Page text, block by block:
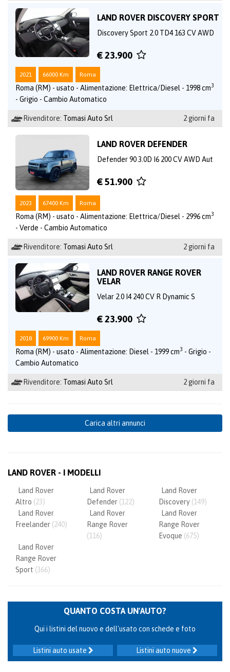
LAND ROVER DISCOVERY SPORT
Discovery Sport 2.0 TD4 163 CV AWD
€ 23.900
2021 66000 Km Roma
Roma (RM) - usato - Alimentazione: Elettrica/Diesel - 1998 cm3
- Grigio - Cambio Automatico
Rivenditore: Tomasi Auto Srl 2 giorni fa
LAND ROVER DEFENDER
Defender 90 3.0D I6 200 CV AWD Aut
€ 51.900
2023 67400 Km Roma
Roma (RM) - usato - Alimentazione: Elettrica/Diesel - 2996 cm3
- Verde - Cambio Automatico
Rivenditore: Tomasi Auto Srl 2 giorni fa
LAND ROVER RANGE ROVER
VELAR
Velar 2.0 I4 240 CV R Dynamic S
€ 23.900
2018 69900 Km Roma
Roma (RM) - usato - Alimentazione: Diesel - 1999 cm3 - Grigio -
Cambio Automatico
Rivenditore: Tomasi Auto Srl 2 giorni fa
Carica altri annunci
LAND ROVER - I MODELLI
Land Rover
Altro (23)
Land Rover
Defender (122)
Land Rover
Discovery (149)
Land Rover
Freelander (240)
Land Rover
Range Rover
(116)
Land Rover
Range Rover
Evoque (675)
Land Rover
Range Rover
Sport (366)
QUANTO COSTA UN'AUTO?
Qui i listini del nuovo e dell'usato con schede e foto
Listini auto nuove
Listini auto usate